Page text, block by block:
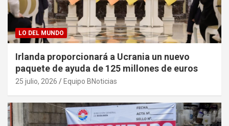
LO DEL MUNDO
Irlanda proporcionará a Ucrania un nuevo
paquete de ayuda de 125 millones de euros
25 julio, 2026 Equipo BNoticias